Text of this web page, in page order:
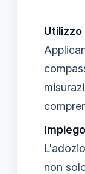
Utilizzo
non